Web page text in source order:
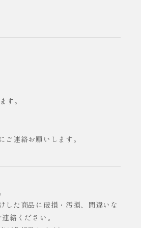
す。
連絡お願いします。
した商品に破損・汚損、間違いな
絡ください。